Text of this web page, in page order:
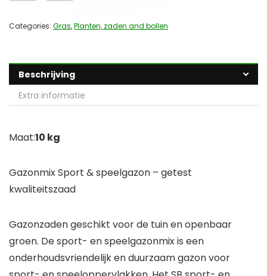
Categories: Gras,Planten, zaden and bollen
Beschrijving
Extra informatie
Maat:10 kg
Gazonmix Sport & speelgazon – getest
kwaliteitszaad
Gazonzaden geschikt voor de tuin en openbaar
groen. De sport- en speelgazonmix is een
onderhoudsvriendelijk en duurzaam gazon voor